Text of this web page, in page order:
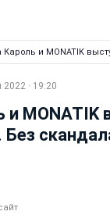
Кароль и MONATIK
2022 · 19:20
и MONATIK
Без